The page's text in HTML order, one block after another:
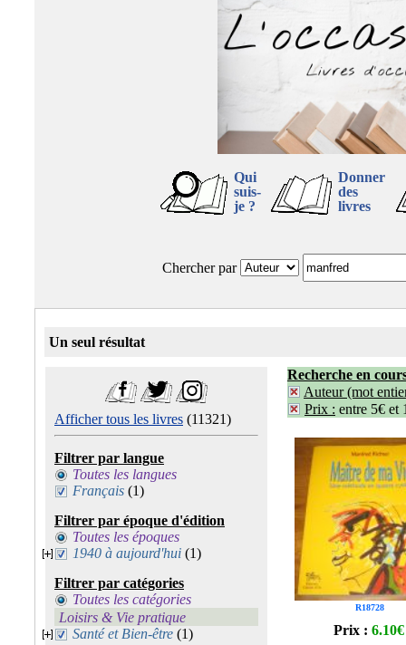
Qui
suis-
je ?
Donner
des
livres
Chercher par
Un seul résultat
Afficher tous les livres (11321)
Filtrer par langue
Toutes les langues
Français (1)
Filtrer par époque d'édition
Toutes les époques
1940 à aujourd'hui (1)
Filtrer par catégories
Toutes les catégories
Loisirs & Vie pratique
Santé et Bien-être (1)
Recherche en
Auteur (mot
Prix : entre 5€ et
R18728
Prix : 6.10€